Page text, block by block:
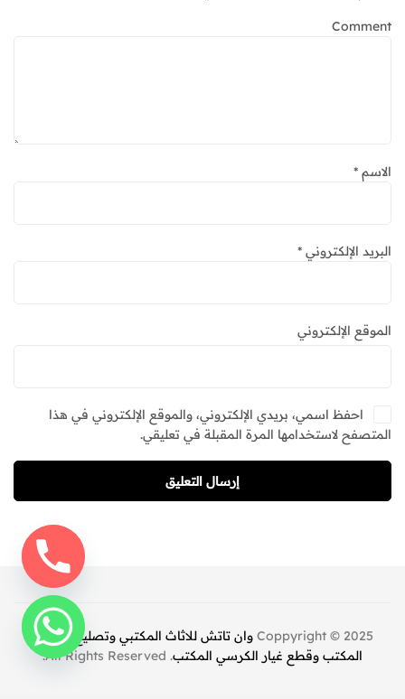
Comment
الاسم *
البريد الإلكتروني *
الموقع الإلكتروني
احفظ اسمي، بريدي الإلكتروني، والموقع الإلكتروني في هذا
المتصفح لاستخدامها المرة المقبلة في تعليقي.
إرسال التعليق
Coppyright © 2025 وان تاتش للاثاث المكتبي وتصليح كراسي
المكتب وقطع غيار الكرسي المكتب. All Rights Reserved.